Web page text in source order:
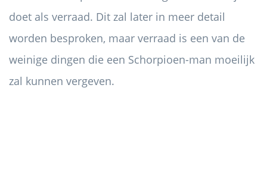
doet als verraad. Dit zal later in meer detail
worden besproken, maar verraad is een van de
weinige dingen die een Schorpioen-man moeilijk
zal kunnen vergeven.